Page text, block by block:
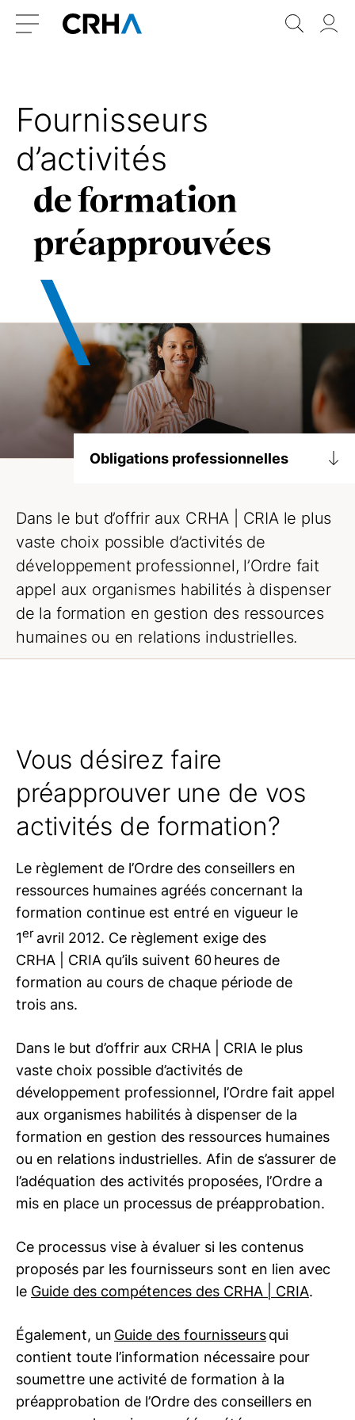
Retour
Fournisseurs
d’activités
de formation
préapprouvées
Obligations professionnelles
Lignes directrices et avis
Obligations
Formation continue
Fournisseurs d’activités de formation
préapprouvées
Inspection volontaire
Assurance responsabilité
professionnelle
Dans le but d’offrir aux CRHA | CRIAle plus
vaste choix possible d’activités de
développement professionnel, l’Ordre fait
appel aux organismes habilités à dispenser
de la formation en gestion des ressources
humaines ou en relations industrielles.
Vous désirez faire
préapprouver une de vos
activités de formation?
Le règlement de l’Ordre des conseillers en
ressources humaines agréés concernant la
formation continue est entré en vigueur le
1er avril 2012. Ce règlement exige des
CRHA | CRIA qu’ils suivent 60 heures de
formation au cours de chaque période de
trois ans.
Dans le but d’offrir aux CRHA | CRIA le plus
vaste choix possible d’activités de
développement professionnel, l’Ordre fait appel
aux organismes habilités à dispenser de la
formation en gestion des ressources humaines
ou en relations industrielles. Afin de s’assurer de
l’adéquation des activités proposées, l’Ordre a
mis en place un processus de préapprobation.
Ce processus vise à évaluer si les contenus
proposés par les fournisseurs sont en lien avec
le Guide des compétences des CRHA | CRIA.
Également, un Guide des fournisseursqui
contient toute l’information nécessaire pour
soumettre une activité de formation à la
préapprobation de l’Ordre des conseillers en